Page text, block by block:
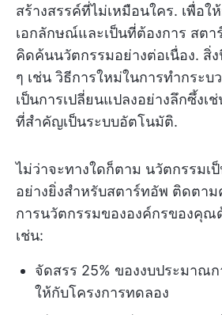
สร้างสรรค์ที่ไม่เหมือนใคร. เพื่อใ
เอกลักษณ์และเป็นที่ต้องการ สตา
คิดค้นนวัตกรรมอย่างต่อเนื่อง. สิ่ง
ๆ เช่น วิธีการใหม่ในการทำกระบ
เป็นการเปลี่ยนแปลงอย่างลึกซึ้งเ
ที่สำคัญเป็นระบบอัตโนมัติ.
ไม่ว่าจะทางใดก็ตาม นวัตกรรมเ
อย่างยิ่งสำหรับสตาร์ทอัพ ติดตา
การนวัตกรรมขององค์กรของคุ
เช่น:
จัดสรร 25% ของงบประมาณ
ให้กับโครงการทดลอง